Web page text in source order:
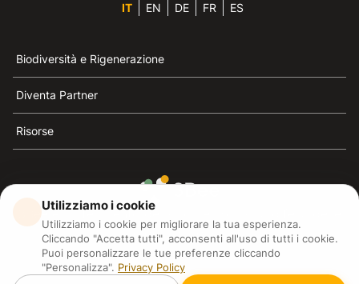
IT EN DE FR ES
Biodiversità e Rigenerazione
Diventa Partner
Risorse
3Bee è il riferimento della sostenibilità, la difesa delle
api e della biodiversità
3Bee S.R.L Via Pastrengo 14, 20159, Milano (MI)
P.IVA: IT09711590969
Utilizziamo i cookie
Utilizziamo i cookie per migliorare la tua esperienza.
Cliccando "Accetta tutti", acconsenti all'uso di tutti i cookie.
Puoi personalizzare le tue preferenze cliccando
"Personalizza". Privacy Policy